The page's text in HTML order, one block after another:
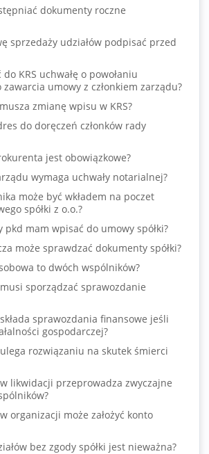
dokumenty roczne
sprzedaży udziałów podpisać przed
do KRS uchwałę o powołaniu
zawarcia umowy z członkiem zarządu?
zmianę wpisu w KRS?
do doręczeń członków rady
jest obowiązkowe?
wymaga uchwały notarialnej?
może być wkładem na poczet
spółki z o.o.?
pkd mam wpisać do umowy spółki?
może sprawdzać dokumenty spółki?
to dwóch wspólników?
musi sporządzać sprawozdanie
składa sprawozdania finansowe jeśli
gospodarczej?
ulega rozwiązaniu na skutek śmierci
w likwidacji przeprowadza zwyczajne
organizacji może założyć konto
bez zgody spółki jest nieważna?